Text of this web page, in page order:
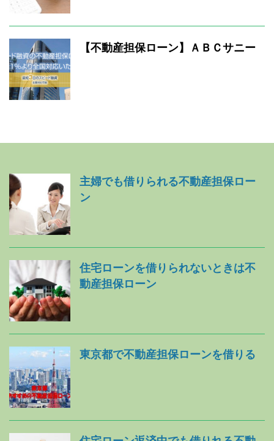
【不動産担保ローン】ＡＢＣサニー
主婦でも借りられる不動産担保ロー
ン
住宅ローンを借りられないときは不
動産担保ローン
東京都で不動産担保ローンを借りる